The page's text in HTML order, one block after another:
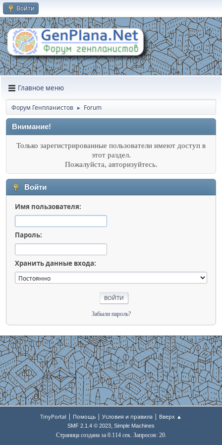
Войти
Главное меню
Форум Генпланистов ► Forum
Внимание!
Только зарегистрированные пользователи имеют доступ в
этот раздел.
Пожалуйста, авторизуйтесь.
Войти
Имя пользователя:
Пароль:
Хранить данные входа:
Забыли пароль?
TinyPortal | Помощь | Условия и правила | Вверх ▲
SMF 2.1.4 © 2023, Simple Machines
Страница создана за 0.114 сек. Запросов: 20.